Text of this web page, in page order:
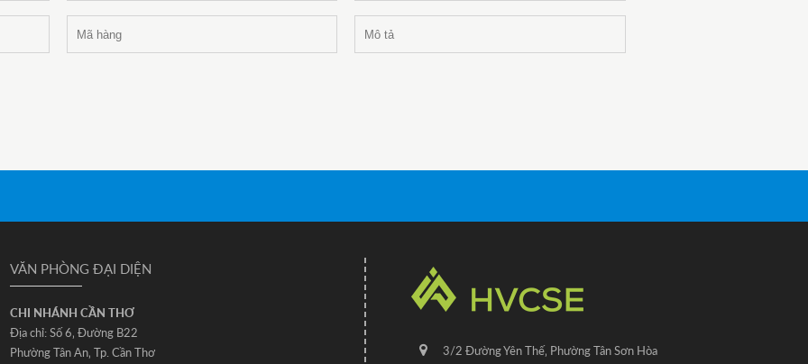
VĂN PHÒNG ĐẠI DIỆN
CHI NHÁNH CẦN THƠ
Địa chỉ: Số 6‚ Đường B22
Phường Tân An‚ Tp. Cần Thơ
3/2 Đường Yên Thế‚ Phường Tân Sơn Hòa